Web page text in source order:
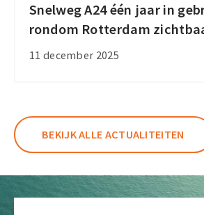
Snelweg A24 één jaar in
rondom Rotterdam
11 december 2025
Snelweg
A24
één
zichtbaar
BEKIJK ALLE ACTUALITEITEN